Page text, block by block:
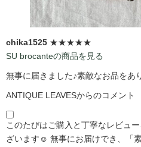
chika1525 ★★★★★
SU brocanteの商品を見る
無事に届きました♪素敵なお品をあ
ANTIQUE LEAVESからのコメント
このたびはご購入と丁寧なレビュ
ざいます☺️ 無事にお届けでき、「